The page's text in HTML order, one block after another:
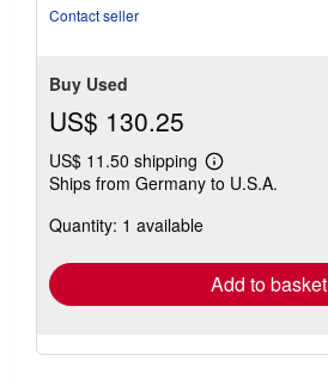
Contact seller
Buy Used
US$ 130.25
US$ 11.50 shipping
Learn
more
Ships from Germany to U.S.A.
Quantity: 1 available
Add to basket